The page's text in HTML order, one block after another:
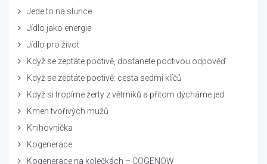
Jede to na slunce
Jídlo jako energie
Jídlo pro život
Když se zeptáte poctivě, dostanete poctivou odpověď
Když se zeptáte poctivě: cesta sedmi klíčů
Když si tropíme žerty z větrníků a přitom dýcháme jed
Kmen tvořivých mužů
Knihovnička
Kogenerace
Kogenerace na kolečkách – COGENOW